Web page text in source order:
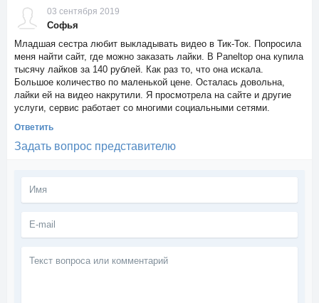
03 сентября 2019
Софья
Младшая сестра любит выкладывать видео в Тик-Ток. Попросила
меня найти сайт, где можно заказать лайки. В Paneltop она купила
тысячу лайков за 140 рублей. Как раз то, что она искала.
Большое количество по маленькой цене. Осталась довольна,
лайки ей на видео накрутили. Я просмотрела на сайте и другие
услуги, сервис работает со многими социальными сетями.
Ответить
Задать вопрос представителю
вопроса